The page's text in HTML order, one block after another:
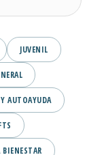
JUVENIL
AUTOAYUDA